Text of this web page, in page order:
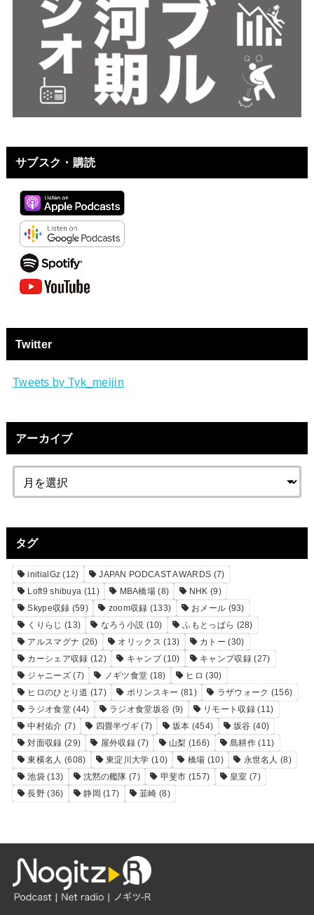
サブスク・購読
Twitter
Tweets by Tyk_meijin
アーカイブ
タグ
initialGz (12) JAPAN PODCAST AWARDS (7)
Loft9 shibuya (11) MBA橋場 (8) NHK (9)
Skype収録 (59) zoom収録 (133) おメール (93)
くりらじ (13) なろう小説 (10) ふもとっぱら (28)
アルスマグナ (26) オリックス (13) カトー (30)
カーシェア収録 (12) キャンプ(10) キャンプ収録(27)
ジャニーズ(7) ノギツ食堂 (18) ヒロ (30)
ヒロのひとり道 (17) ポリンスキー (81) ラザウォーク (156)
ラジオ食堂(44) ラジオ食堂坂谷 (9) リモート収録(11)
中村佑介 (7) 四畳半ヴギ (7) 坂本 (454) 坂谷 (40)
対面収録 (29) 屋外収録 (7) 山梨 (166) 島耕作(11)
東横名人 (608) 東淀川大学 (10) 橋場 (10) 永世名人 (8)
池袋 (13) 沈黙の艦隊 (7) 甲斐市 (157) 皇室 (7)
長野 (36) 静岡 (17) 韮崎 (8)